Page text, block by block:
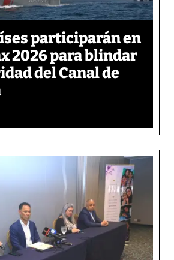
participarán en
2026 para blindar
del Canal de